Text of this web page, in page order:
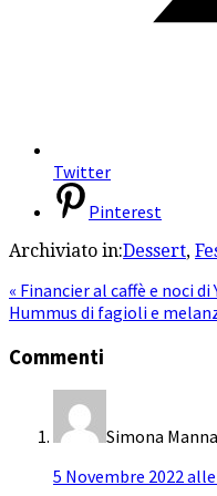
Twitter
Pinterest
Archiviato in:Dessert,
« Financier al caffè e noci
Hummus di fagioli e
Commenti
Simona Manna
5 Novembre 2022 alle